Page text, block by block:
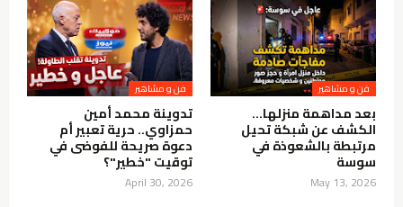
فن و مشاهير
بعد مداهمة منزلها…
الكشف عن شبكة تحيل
مرتبطة بالشعوذة في
سوسة
May 13, 2026
فن و مشاهير
تدوينة محمد أمين
حمزاوي.. حرية تعبير أم
دعوة صريحة للفوضى في
توقيت "خطير"؟
April 30, 2026